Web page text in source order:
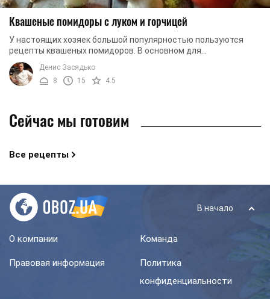
Квашеные помидоры с луком и горчицей
У настоящих хозяек большой популярностью пользуются
рецепты квашеных помидоров. В основном для
приготовления этой закуски используют ряд компонентов, ...
Денис Засядько
8
15 4.5
Сейчас мы готовим
Все рецепты
В начало
О компании Команда
Правовая информация
Политика
конфиденциальности